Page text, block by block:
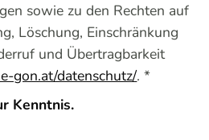
sowie zu den Rechten auf
Löschung, Einschränkung
und Übertragbarkeit
gon.at/datenschutz/. *
Kenntnis.